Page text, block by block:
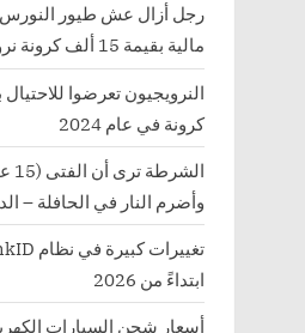
رجل أزال عش طيور النورس
مالية بقيمة 15 ألف كرونة نرويجية
النرويجيون تعرضوا
كرونة في عام 2024
وأضرم النار في الحافلة –
ابتداءً من 2026
أسعار شحن السيارات